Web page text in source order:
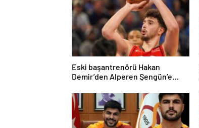
Eski başantrenörü Hakan
Demir’den Alperen Şengün’e